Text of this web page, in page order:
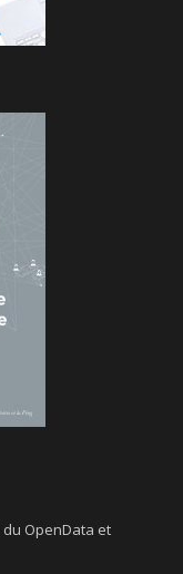
du OpenData et